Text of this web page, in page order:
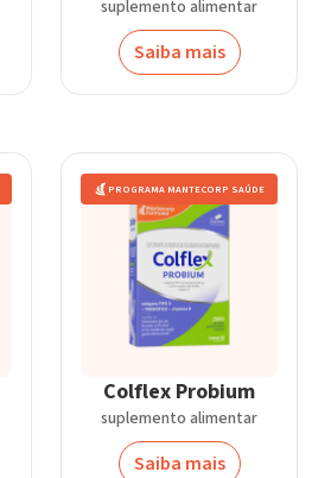
suplemento alimentar
Saiba mais
PROGRAMA MANTECORP SAÚDE
Colflex Probium
suplemento alimentar
Saiba mais